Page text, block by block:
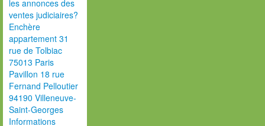
les annonces des
ventes judiciaires?
Enchère
appartement 31
rue de Tolbiac
75013 Paris
Pavillon 18 rue
Fernand Pelloutier
94190 Villeneuve-
Saint-Georges
Informations